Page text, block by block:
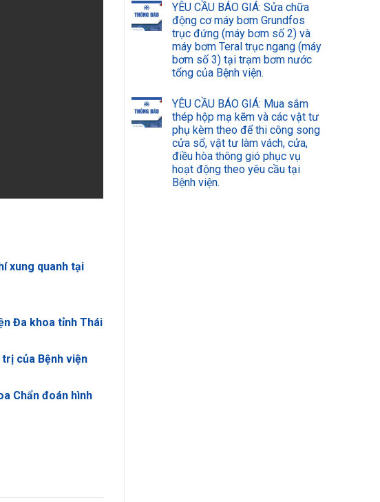
xung quanh tại
Đa khoa tỉnh Thái
của Bệnh viện
Chẩn đoán hình
YÊU CẦU BÁO GIÁ: Sửa chữa
động cơ máy bơm Grundfos
trục đứng (máy bơm số 2) và
máy bơm Teral trục ngang (máy
bơm số 3) tại trạm bơm nước
tổng của Bệnh viện.
YÊU CẦU BÁO GIÁ: Mua sắm
thép hộp mạ kẽm và các vật tư
phụ kèm theo để thi công song
cửa sổ, vật tư làm vách, cửa,
điều hòa thông gió phục vụ
hoạt động theo yêu cầu tại
Bệnh viện.